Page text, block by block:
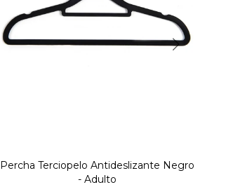
Percha Terciopelo Antideslizante Negro
- Adulto